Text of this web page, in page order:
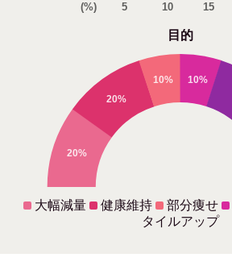
(%) 5 10 15
目的
20%
20%
10% 10%
大幅減量 健康維持 部分痩せ
タイルアップ